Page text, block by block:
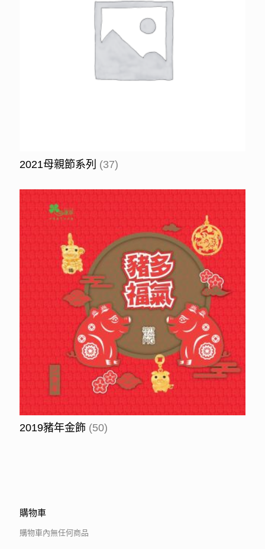
2021母親節系列 (37)
2019豬年金飾 (50)
購物車
購物車內無任何商品